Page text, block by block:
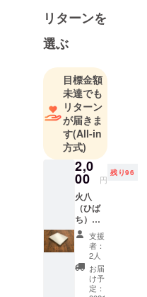
品ブランド
です。創業
から金属と
向き合い続
けて７０
年、素材、
加工、デザ
インなど、
様々なノウ
ハウを培っ
てきまし
た。ストレ
スが溜まり
やすい世の
中でも、こ
だわりの道
具を提供す
ることで人
リターンを
選ぶ
目標金額
未達でも
リターン
が届きま
す(All-in
方式)
2,0
00 円
残り96
火八
（ひば
ち）専
用ケー
スのみ
（焚き
火台な
し）
「鉄男
支援
者：
2人
お届
け予
定：